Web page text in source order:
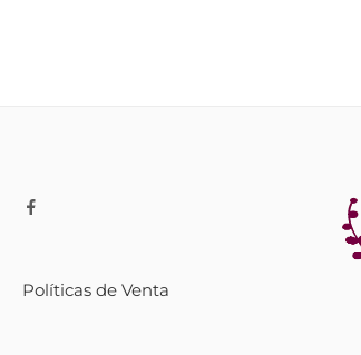
Políticas de Venta